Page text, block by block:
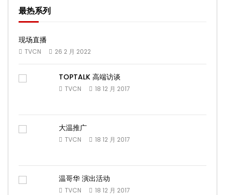
最热系列
现场直播
TVCN 26 2 月 2022
TOPTALK 高端访谈
TVCN 18 12 月 2017
大温推广
TVCN 18 12 月 2017
温哥华 演出活动
TVCN 18 12 月 2017